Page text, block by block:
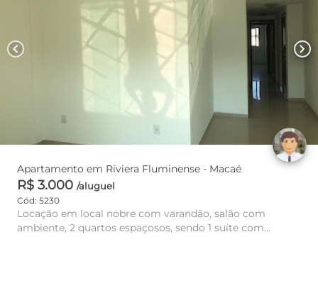
chevron_left chevron_right
Apartamento em Riviera Fluminense - Macaé
R$ 3.000 /aluguel
Cód: 5230
Locação em local nobre com varandão, salão com
ambiente, 2 quartos espaçosos, sendo 1 suíte com